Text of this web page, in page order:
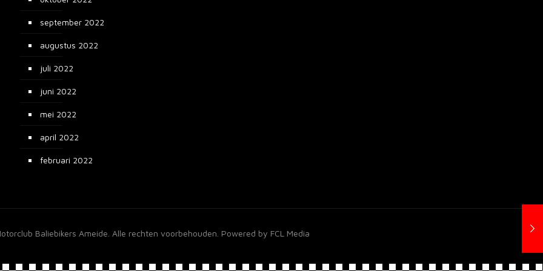
september 2022
augustus 2022
juli 2022
juni 2022
mei 2022
april 2022
februari 2022
Baliebikers Ameide. Alle rechten voorbehouden. Powered by FCL Media